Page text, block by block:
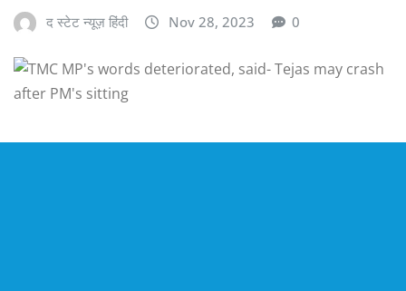
द स्टेट न्यूज़ हिंदी Nov 28, 2023 0